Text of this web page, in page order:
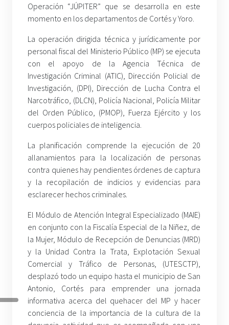
Operación “JÚPITER” que se desarrolla en este
momento en los departamentos de Cortés y Yoro.
La operación dirigida técnica y jurídicamente por
personal fiscal del Ministerio Público (MP) se ejecuta
con el apoyo de la Agencia Técnica de
Investigación Criminal (ATIC), Dirección Policial de
Investigación, (DPI), Dirección de Lucha Contra el
Narcotráfico, (DLCN), Policía Nacional, Policía Militar
del Orden Público, (PMOP), Fuerza Ejército y los
cuerpos policiales de inteligencia.
La planificación comprende la ejecución de 20
allanamientos para la localización de personas
contra quienes hay pendientes órdenes de captura
y la recopilación de indicios y evidencias para
esclarecer hechos criminales.
El Módulo de Atención Integral Especializado (MAIE)
en conjunto con la Fiscalía Especial de la Niñez, de
la Mujer, Módulo de Recepción de Denuncias (MRD)
y la Unidad Contra la Trata, Explotación Sexual
Comercial y Tráfico de Personas, (UTESCTP),
desplazó todo un equipo hasta el municipio de San
Antonio, Cortés para emprender una jornada
informativa acerca del quehacer del MP y hacer
conciencia de la importancia de la cultura de la